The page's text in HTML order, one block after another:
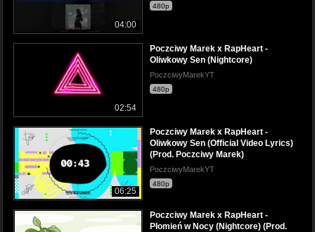
04:00
480p
02:54
Poczciwy Marek x RapHeart -
Oliwkowy Sen (Nightcore)
PoczciwyMarekYT
480p
06:25
Poczciwy Marek x RapHeart -
Oliwkowy Sen (Official Video Lyrics)
(Prod. Poczciwy Marek)
PoczciwyMarekYT
480p
Poczciwy Marek x RapHeart -
Płomień w Nocy (Nightcore) (Prod.